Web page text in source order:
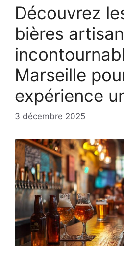
Découvrez
bières
Marseille
expérience
3 décembre 2025